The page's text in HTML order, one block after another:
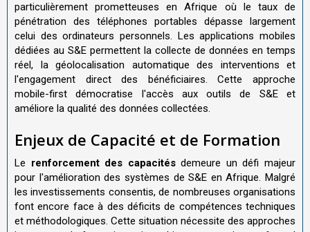
particulièrement prometteuses en Afrique où le taux de
pénétration des téléphones portables dépasse largement
celui des ordinateurs personnels. Les applications mobiles
dédiées au S&E permettent la collecte de données en temps
réel, la géolocalisation automatique des interventions et
l'engagement direct des bénéficiaires. Cette approche
mobile-first démocratise l'accès aux outils de S&E et
améliore la qualité des données collectées.
Enjeux de Capacité et de Formation
Le renforcement des capacitésdemeure un défi majeur
pour l'amélioration des systèmes de S&E en Afrique. Malgré
les investissements consentis, de nombreuses organisations
font encore face à des déficits de compétences techniques
et méthodologiques. Cette situation nécessite des approches